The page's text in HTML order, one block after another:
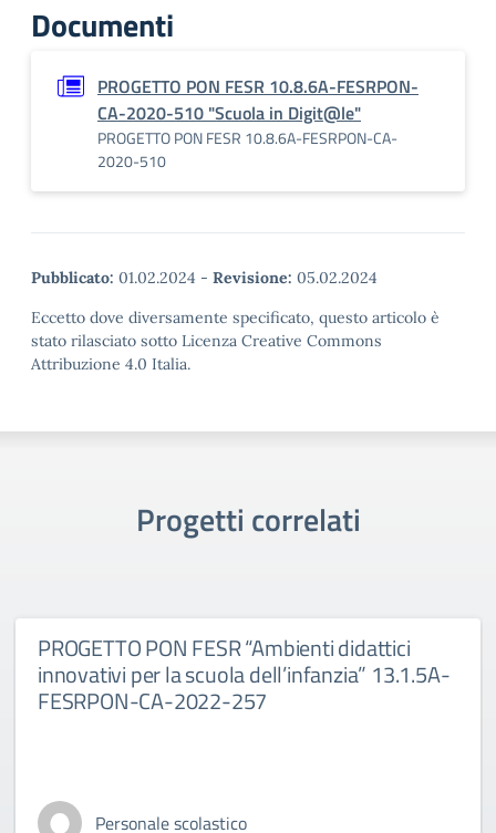
Documenti
PROGETTO PON FESR 10.8.6A-FESRPON-
CA-2020-510 "Scuola in Digit@le"
PROGETTO PON FESR 10.8.6A-FESRPON-CA-
2020-510
Pubblicato: 01.02.2024 - Revisione: 05.02.2024
Eccetto dove diversamente specificato, questo articolo è
stato rilasciato sotto Licenza Creative Commons
Attribuzione 4.0 Italia.
Progetti correlati
PROGETTO PON FESR “Ambienti didattici
innovativi per la scuola dell’infanzia” 13.1.5A-
FESRPON-CA-2022-257
Personale scolastico